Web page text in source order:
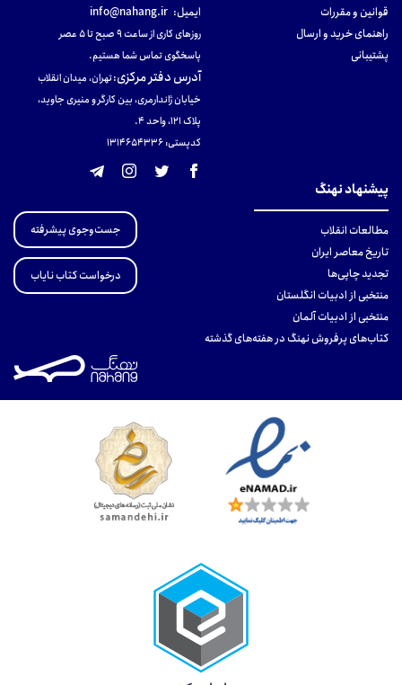
قوانین و مقررات
راهنمای خرید و ارسال
پشتیبانی
ایمیل: info@nahang.ir
روزهای کاری از ساعت ۹ صبح تا ۵ عصر
پاسخگوی تماس شما هستیم.
آدرس دفتر مرکزی:تهران، میدان انقلاب
خیابان ژاندارمری، بین کارگر و منیری جاوید،
پلاک 121، واحد ۴.
کدپستی: 131465433۶
پیشنهاد نهنگ
مطالعات انقلاب
تاریخ معاصر ایران
تجدید چاپی‌ها
منتخبی از ادبیات انگلستان
منتخبی از ادبیات آلمان
کتاب‌های پرفروش نهنگ در هفته‌های گذشته
جست‌وجوی پیشرفته
درخواست کتاب نایاب